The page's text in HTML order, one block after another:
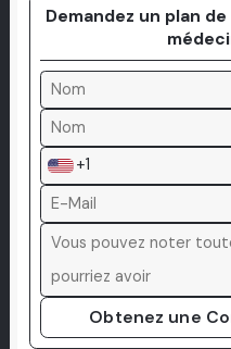
Demandez un plan
+1
Obtenez une